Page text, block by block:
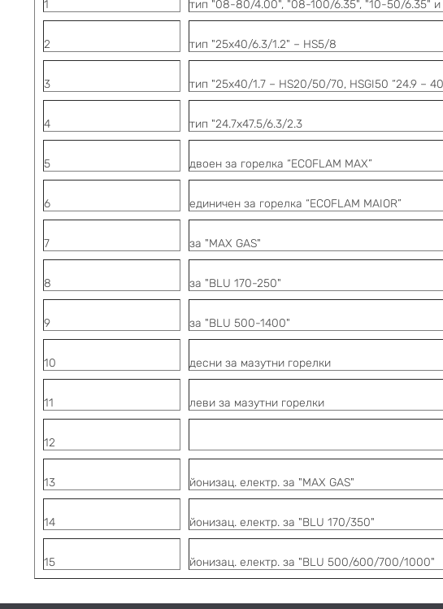
1 тип "08-80/4.00", "08-100/6.35", "10-50/6.35"
2 тип "25х40/6.3/1.2" – HS5/8
3 тип "25х40/1.7 – HS20/50/70, HSGI50 “24.9 –
4 тип "24.7х47.5/6.3/2.3
5 двоен за горелка “ECOFLAM MAX”
6 единичен за горелка “ECOFLAM MAIOR”
7 за "MAX GAS"
8 за "BLU 170-250"
9 за "BLU 500-1400"
10 десни за мазутни горелки
11 леви за мазутни горелки
12
13 йонизац. електр. за "MAX GAS"
14 йонизац. електр. за "BLU 170/350"
15 йонизац. електр. за "BLU 500/600/700/1000"